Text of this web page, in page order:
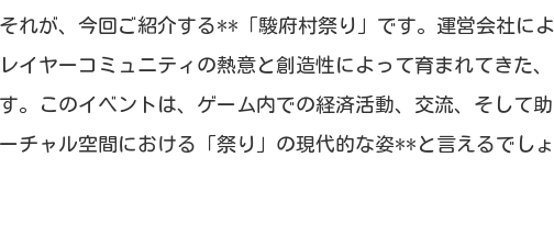
れが、今回ご紹介する**「駿府村祭り」です。運営会社によ
イヤーコミュニティの熱意と創造性によって育まれてきた、
。このイベントは、ゲーム内での経済活動、交流、そして助
チャル空間における「祭り」の現代的な姿**と言えるでしょ